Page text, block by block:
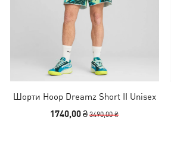
Шорти Hoop Dreamz Short II Unisex
1740,00 ₴3490,00 ₴